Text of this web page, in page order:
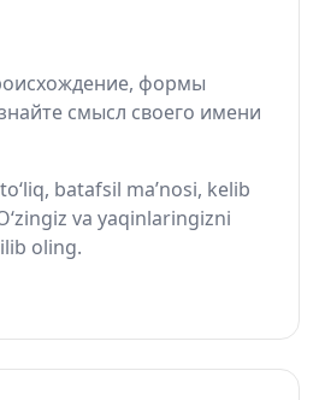
формы
смысл своего имени
batafsil ma’nosi, kelib
va yaqinlaringizni
oling.